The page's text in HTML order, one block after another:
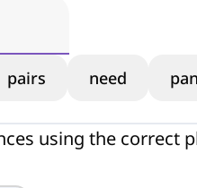
pairs need
using the correct